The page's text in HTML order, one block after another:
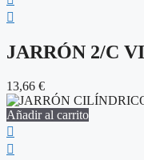
JARRÓN 2/C
13,66 €
Añadir al carrito